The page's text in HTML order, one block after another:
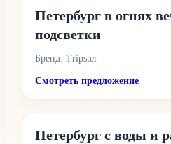
Петербург в огнях
подсветки
Бренд: Tripster
Смотреть предложение
Петербург с воды и